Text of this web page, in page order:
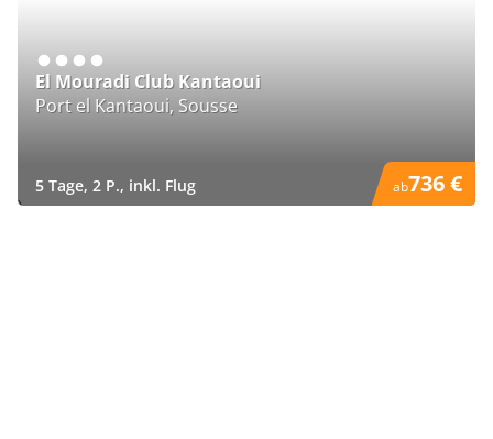
El Mouradi Club Kantaoui
Port el Kantaoui, Sousse
ab736 €
5 Tage, 2 P., inkl. Flug
)